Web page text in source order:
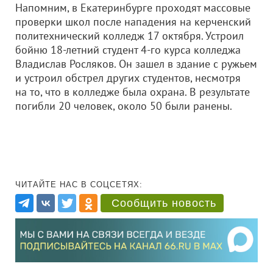
Напомним, в Екатеринбурге проходят массовые
проверки школ после нападения на керченский
политехнический колледж 17 октября. Устроил
бойню 18-летний студент 4-го курса колледжа
Владислав Росляков. Он зашел в здание с ружьем
и устроил обстрел других студентов, несмотря
на то, что в колледже была охрана. В результате
погибли 20 человек, около 50 были ранены.
ЧИТАЙТЕ НАС В СОЦСЕТЯХ:
Сообщить новость